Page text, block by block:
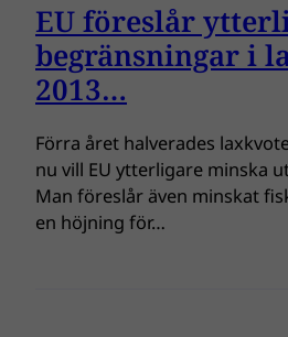
EU föreslår
begränsningar i
2013…
Förra året halverades
nu vill EU ytterligare minska
Man föreslår även minskat
en höjning för…